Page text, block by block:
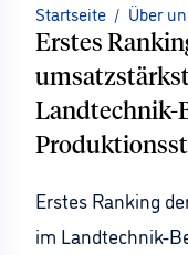
Startseite / Über
Erstes
Landtechnik-
Erstes Ranking
im Landtechnik-